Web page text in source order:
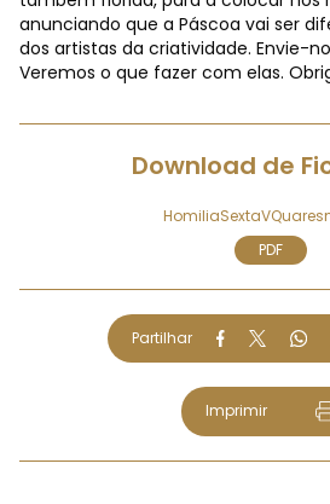
anunciando que a Páscoa vai ser
dos artistas da criatividade. Envie-
Veremos o que fazer com elas.
Download de
PDF
Partilhar
Imprimir